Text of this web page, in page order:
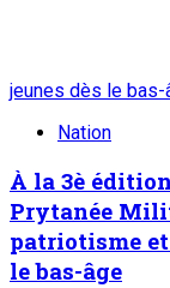
jeunes dès le bas-
Nation
À la 3è
Prytanée
patriotisme
le bas-âge